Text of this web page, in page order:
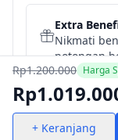
Extra
Nikmati
potongan
pelanggan
Rp1.200.000 Harga
+ Keranjang